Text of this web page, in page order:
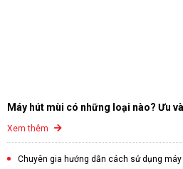
Máy hút mùi có những loại nào? Ưu
Xem thêm
Chuyên gia hướng dẫn cách sử dụng